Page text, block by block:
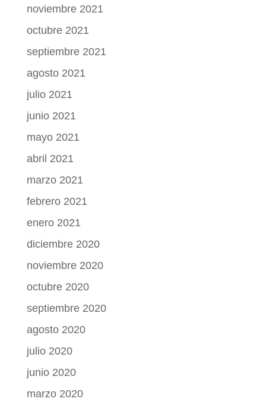
noviembre 2021
octubre 2021
septiembre 2021
agosto 2021
julio 2021
junio 2021
mayo 2021
abril 2021
marzo 2021
febrero 2021
enero 2021
diciembre 2020
noviembre 2020
octubre 2020
septiembre 2020
agosto 2020
julio 2020
junio 2020
marzo 2020